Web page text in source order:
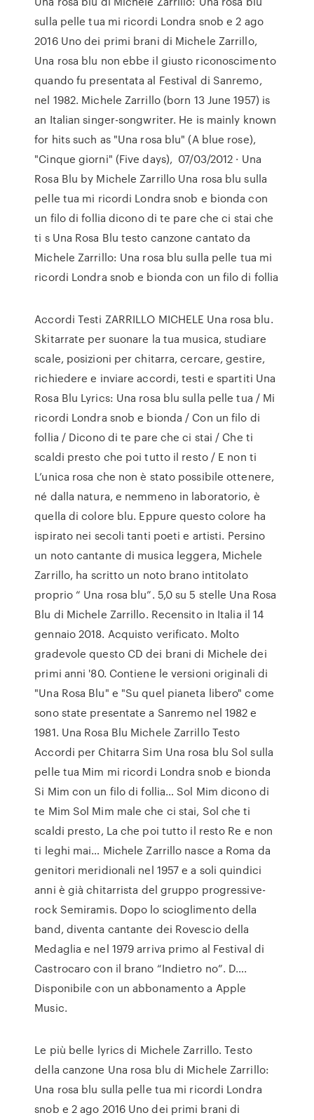
sulla pelle tua mi ricordi Londra snob e 2 ago
2016 Uno dei primi brani di Michele Zarrillo,
Una rosa blu non ebbe il giusto riconoscimento
quando fu presentata al Festival di Sanremo,
nel 1982. Michele Zarrillo (born 13 June 1957) is
an Italian singer-songwriter. He is mainly known
for hits such as "Una rosa blu" (A blue rose),
"Cinque giorni" (Five days), 07/03/2012 · Una
Rosa Blu by Michele Zarrillo Una rosa blu sulla
pelle tua mi ricordi Londra snob e bionda con
un filo di follia dicono di te pare che ci stai che
ti s Una Rosa Blu testo canzone cantato da
Michele Zarrillo: Una rosa blu sulla pelle tua mi
ricordi Londra snob e bionda con un filo di follia
Accordi Testi ZARRILLO MICHELE Una rosa blu.
Skitarrate per suonare la tua musica, studiare
scale, posizioni per chitarra, cercare, gestire,
richiedere e inviare accordi, testi e spartiti Una
Rosa Blu Lyrics: Una rosa blu sulla pelle tua / Mi
ricordi Londra snob e bionda / Con un filo di
follia / Dicono di te pare che ci stai / Che ti
scaldi presto che poi tutto il resto / E non ti
L’unica rosa che non è stato possibile ottenere,
né dalla natura, e nemmeno in laboratorio, è
quella di colore blu. Eppure questo colore ha
ispirato nei secoli tanti poeti e artisti. Persino
un noto cantante di musica leggera, Michele
Zarrillo, ha scritto un noto brano intitolato
proprio “ Una rosa blu”. 5,0 su 5 stelle Una Rosa
Blu di Michele Zarrillo. Recensito in Italia il 14
gennaio 2018. Acquisto verificato. Molto
gradevole questo CD dei brani di Michele dei
primi anni '80. Contiene le versioni originali di
"Una Rosa Blu" e "Su quel pianeta libero" come
sono state presentate a Sanremo nel 1982 e
1981. Una Rosa Blu Michele Zarrillo Testo
Accordi per Chitarra Sim Una rosa blu Sol sulla
pelle tua Mim mi ricordi Londra snob e bionda
Si Mim con un filo di follia… Sol Mim dicono di
te Mim Sol Mim male che ci stai, Sol che ti
scaldi presto, La che poi tutto il resto Re e non
ti leghi mai… ‎Michele Zarrillo nasce a Roma da
genitori meridionali nel 1957 e a soli quindici
anni è già chitarrista del gruppo progressive-
rock Semiramis. Dopo lo scioglimento della
band, diventa cantante dei Rovescio della
Medaglia e nel 1979 arriva primo al Festival di
Castrocaro con il brano “Indietro no”. D….
Disponibile con un abbonamento a Apple
Music.
Le più belle lyrics di Michele Zarrillo. Testo
della canzone Una rosa blu di Michele Zarrillo:
Una rosa blu sulla pelle tua mi ricordi Londra
snob e 2 ago 2016 Uno dei primi brani di